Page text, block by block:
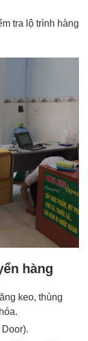
tra lộ trình hàng
hàng
keo, thùng